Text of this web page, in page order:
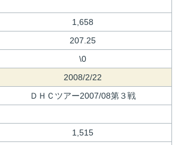
1,658
207.25
\0
2008/2/22
ＤＨＣツアー2007/08第３戦
1,515